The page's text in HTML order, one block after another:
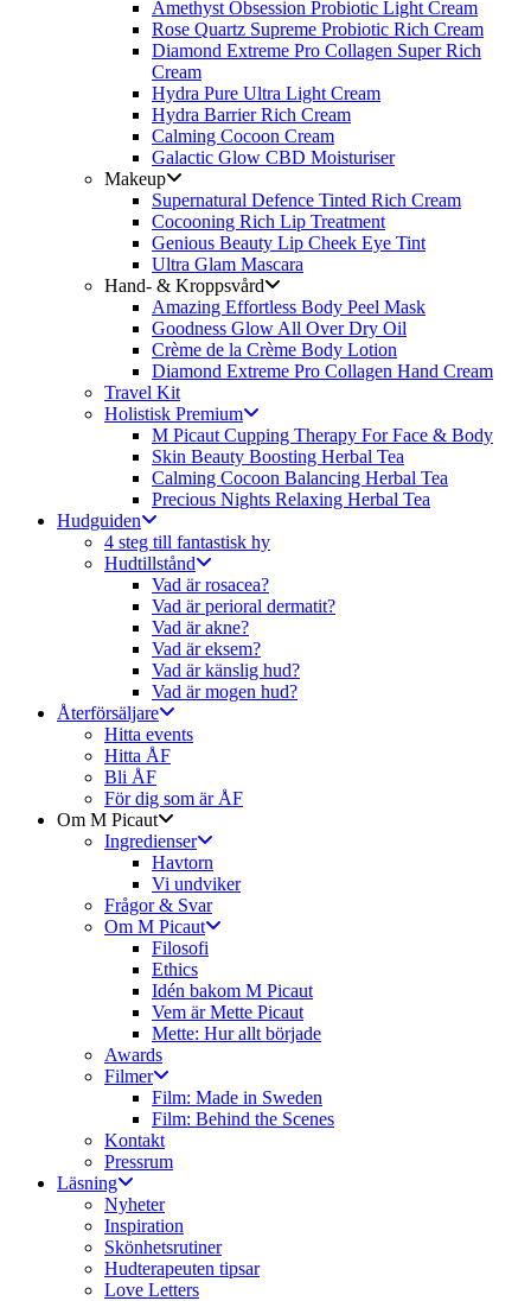
Amethyst Obsession Probiotic Light Cream
Rose Quartz Supreme Probiotic Rich Cream
Diamond Extreme Pro Collagen Super Rich
Cream
Hydra Pure Ultra Light Cream
Hydra Barrier Rich Cream
Calming Cocoon Cream
Galactic Glow CBD Moisturiser
Makeup
Supernatural Defence Tinted Rich Cream
Cocooning Rich Lip Treatment
Genious Beauty Lip Cheek Eye Tint
Ultra Glam Mascara
Hand- & Kroppsvård
Amazing Effortless Body Peel Mask
Goodness Glow All Over Dry Oil
Crème de la Crème Body Lotion
Diamond Extreme Pro Collagen Hand Cream
Travel Kit
Holistisk Premium
M Picaut Cupping Therapy For Face & Body
Skin Beauty Boosting Herbal Tea
Calming Cocoon Balancing Herbal Tea
Precious Nights Relaxing Herbal Tea
Hudguiden
4 steg till fantastisk hy
Hudtillstånd
Vad är rosacea?
Vad är perioral dermatit?
Vad är akne?
Vad är eksem?
Vad är känslig hud?
Vad är mogen hud?
Återförsäljare
Hitta events
Hitta ÅF
Bli ÅF
För dig som är ÅF
Om M Picaut
Ingredienser
Havtorn
Vi undviker
Frågor & Svar
Om M Picaut
Filosofi
Ethics
Idén bakom M Picaut
Vem är Mette Picaut
Mette: Hur allt började
Awards
Filmer
Film: Made in Sweden
Film: Behind the Scenes
Kontakt
Pressrum
Läsning
Nyheter
Inspiration
Skönhetsrutiner
Hudterapeuten tipsar
Love Letters